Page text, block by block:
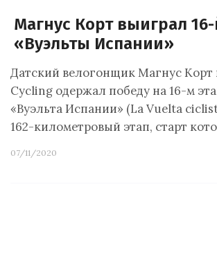
Магнус Корт выиграл 16-
«Вуэльты Испании»
Датский велогонщик Магнус Корт
Cycling одержал победу на 16-м
«Вуэльта Испании» (La Vuelta
162-километровый этап, старт
07/11/2020